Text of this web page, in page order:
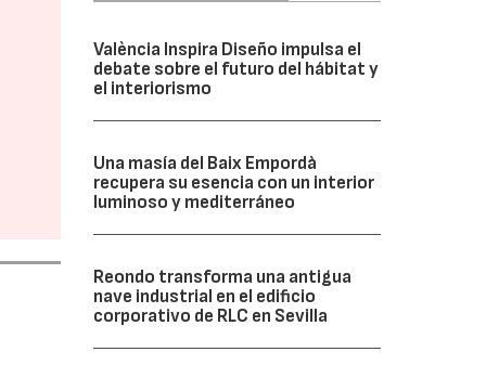
València Inspira Diseño impulsa el
debate sobre el futuro del hábitat y
el interiorismo
Una masía del Baix Empordà
recupera su esencia con un interior
luminoso y mediterráneo
Reondo transforma una antigua
nave industrial en el edificio
corporativo de RLC en Sevilla